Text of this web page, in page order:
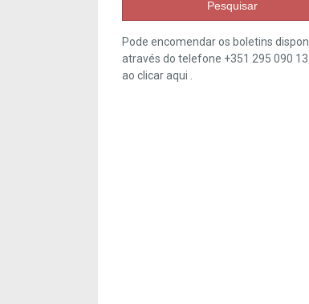
Pesquisar
Pode encomendar os boletins
através do telefone +351 295 090
ao clicaraqui